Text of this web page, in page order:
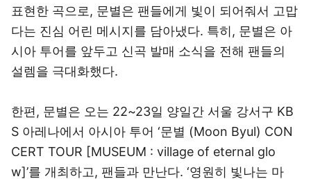
표현한 곡으로, 문별은 팬들에게 빛이 되어줘서 고맙
다는 진심 어린 메시지를 담아냈다. 특히, 문별은 아
시아 투어를 앞두고 신곡 발매 소식을 전해 팬들의
설렘을 극대화했다.
한편, 문별은 오는 22~23일 양일간 서울 강서구 KB
S 아레나에서 아시아 투어 ‘문별 (Moon Byul) CON
CERT TOUR [MUSEUM : village of eternal glo
w]’를 개최하고, 팬들과 만난다. ‘영원히 빛나는 마